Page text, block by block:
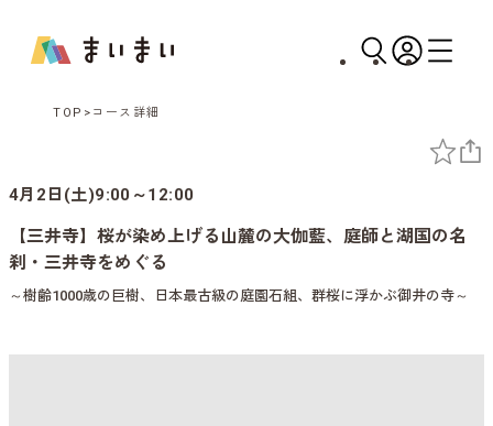
TOP コース詳細
4月2日(土)9:00～12:00
【三井寺】桜が染め上げる山麓の大伽藍、庭師と湖国の名
刹・三井寺をめぐる
～樹齢1000歳の巨樹、日本最古級の庭園石組、群桜に浮かぶ御井の寺～